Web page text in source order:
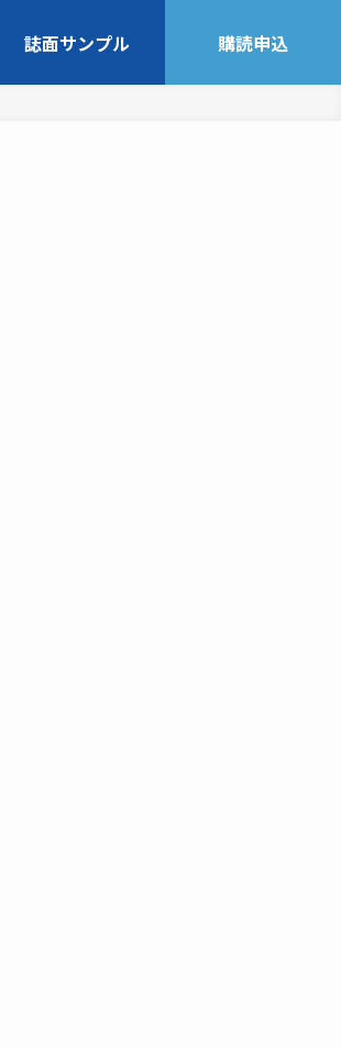
誌面サンプル 購読申込